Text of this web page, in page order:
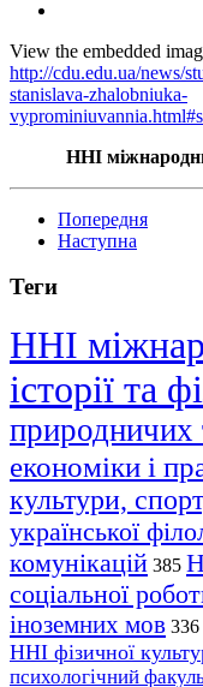
View the embedded
http://cdu.edu.ua/news/
stanislava-zhalobniuka-
ННІ
Попередня
Наступна
Теги
ННІ
історії та
природничих
економіки і
культури,
української
комунікацій 385
соціальної
іноземних мов 336
ННІ фізичної
психологічний